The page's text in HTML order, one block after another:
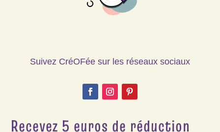
Suivez CréOFée sur les réseaux sociaux
Recevez 5 euros de réduction